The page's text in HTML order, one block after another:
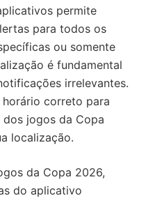
permite
para todos os
ou somente
é fundamental
irrelevantes.
correto para
jogos da Copa
localização.
da Copa 2026,
do aplicativo